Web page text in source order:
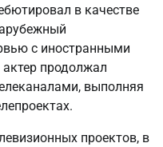
в качестве
с иностранными
продолжал
выполняя
проектов, в